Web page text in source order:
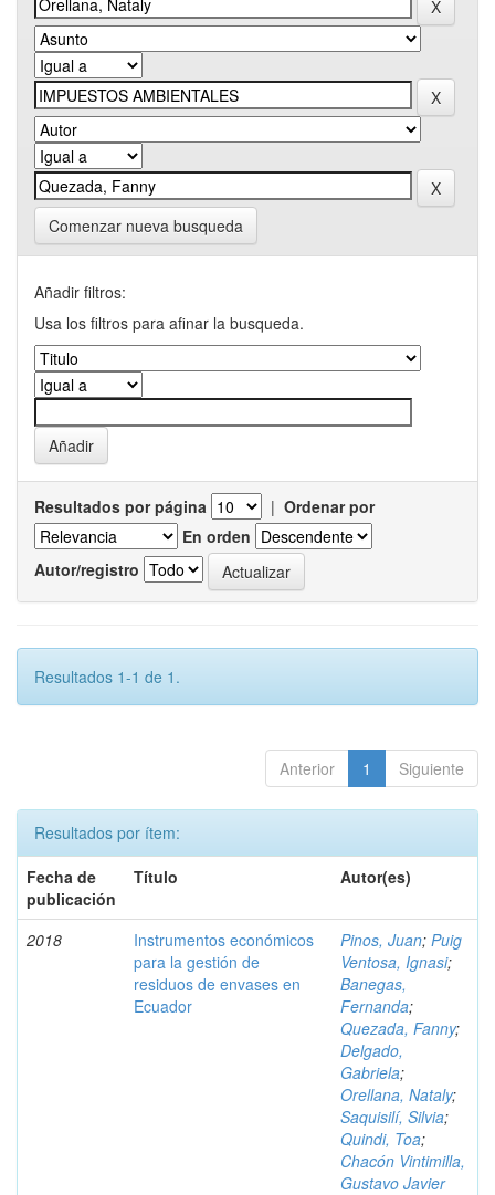
Comenzar nueva busqueda
Añadir filtros:
Usa los filtros para afinar la busqueda.
Resultados por página | Ordenar por
En orden
Autor/registro
Resultados 1-1 de 1.
Anterior 1 Siguiente
Resultados por ítem:
Fecha de
publicación
Título Autor(es)
2018
Instrumentos económicos
para la gestión de
residuos de envases en
Ecuador
Pinos, Juan; Puig
Ventosa, Ignasi;
Banegas,
Fernanda;
Quezada, Fanny;
Delgado,
Gabriela;
Orellana, Nataly;
Saquisilí, Silvia;
Quindi, Toa;
Chacón Vintimilla,
Gustavo Javier